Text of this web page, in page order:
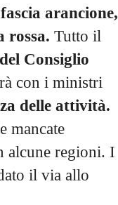
arancione,
rossa. Tutto il
Consiglio
con i ministri
delle attività.
mancate
alcune regioni. I
il via allo